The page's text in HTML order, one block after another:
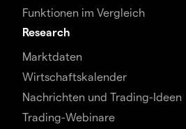
Funktionen im Vergleich
Research
Marktdaten
Wirtschaftskalender
Nachrichten und Trading-Ideen
Trading-Webinare